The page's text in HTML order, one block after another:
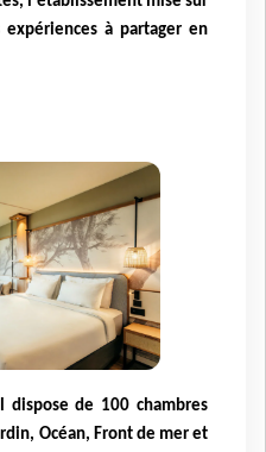
à partager en
de 100 chambres
Océan, Front de mer et